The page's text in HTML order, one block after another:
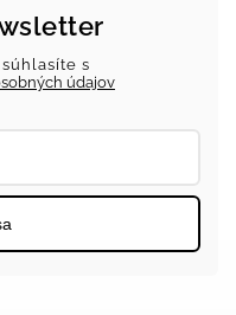
s
údajov